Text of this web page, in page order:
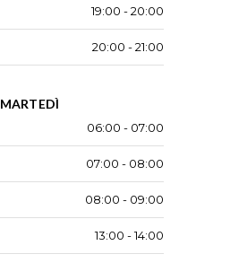
19:00 - 20:00
20:00 - 21:00
MARTEDÌ
06:00 - 07:00
07:00 - 08:00
08:00 - 09:00
13:00 - 14:00